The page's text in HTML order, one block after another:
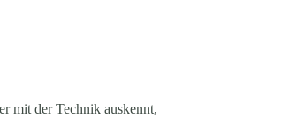
mit der Technik auskennt,